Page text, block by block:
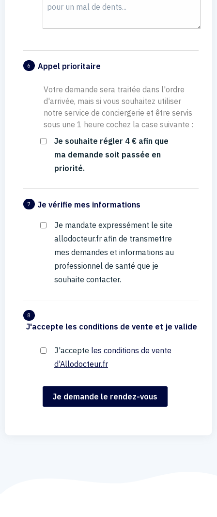
6 Appel prioritaire
Votre demande sera traitée dans l'ordre
d'arrivée, mais si vous souhaitez utiliser
notre service de conciergerie et être servis
sous une 1 heure cochez la case suivante :
Je souhaite régler 4 € afin que
ma demande soit passée en
priorité.
7 Je vérifie mes informations
Je mandate expressément le site
allodocteur.fr afin de transmettre
mes demandes et informations au
professionnel de santé que je
souhaite contacter.
8
J'accepte les conditions de vente et je valide
J'accepte les conditions de vente
d'Allodocteur.fr